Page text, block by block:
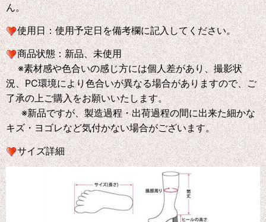
ん。
使用日：使用予定日を備考欄に記入してください。
商品状態：新品、未使用
※素材感や色合いの感じ方には個人差があり、撮影状
況、PC環境により色合いが異なる場合がありますので、ご
了承の上ご購入をお願いいたします。
※新品ですが、製造過程・出荷過程の間に出来た細かな
キズ・ヨゴレなど気付かない場合がございます。
サイズ詳細